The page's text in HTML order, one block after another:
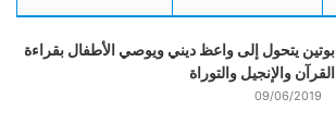
بوتين يتحول إلى واعظ ديني ويوصي الأطفال بقراءة
القرآن والإنجيل والتوراة
09/06/2019